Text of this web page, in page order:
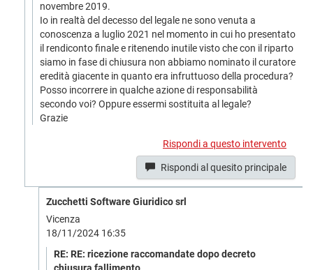
novembre 2019.
Io in realtà del decesso del legale ne sono venuta a
conoscenza a luglio 2021 nel momento in cui ho presentato
il rendiconto finale e ritenendo inutile visto che con il riparto
siamo in fase di chiusura non abbiamo nominato il curatore
eredità giacente in quanto era infruttuoso della procedura?
Posso incorrere in qualche azione di responsabilità
secondo voi? Oppure essermi sostituita al legale?
Grazie
Rispondi a questo intervento
Rispondi al quesito principale
Zucchetti Software Giuridico srl
Vicenza
18/11/2024 16:35
RE: RE: ricezione raccomandate dopo decreto